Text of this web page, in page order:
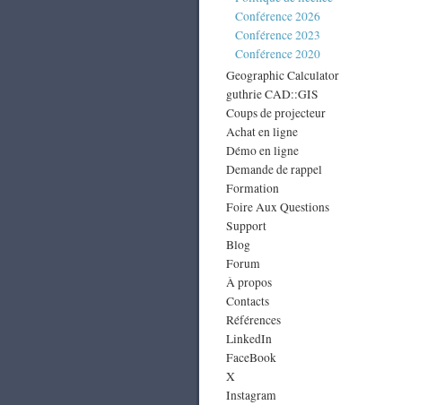
Conférence 2026
Conférence 2023
Conférence 2020
Geographic Calculator
guthrie CAD::GIS
Coups de projecteur
Achat en ligne
Démo en ligne
Demande de rappel
Formation
Foire Aux Questions
Support
Blog
Forum
À propos
Contacts
Références
LinkedIn
FaceBook
X
Instagram